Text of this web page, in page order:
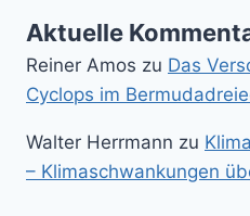
Aktuelle
Reiner Amos zu Das
Cyclops im
Walter Herrmann zu
– Klimaschwankungen